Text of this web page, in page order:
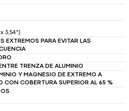
3,54")
EXTREMOS PARA EVITAR LAS
TRENZA DE ALUMINIO
Y MAGNESIO DE EXTREMO A
CON COBERTURA SUPERIOR AL 65 %